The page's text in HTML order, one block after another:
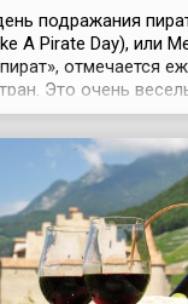
подражания
A Pirate Day), или
отмечается
Это очень
разговору
даже наряжаются в
и, так
принадлежит